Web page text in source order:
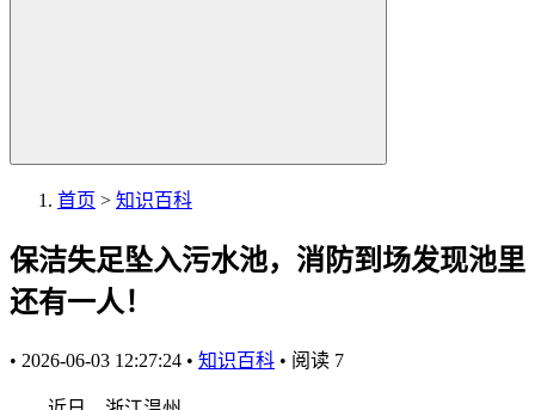
首页 > 知识百科
保洁失足坠入污水池，消防到场发现池里
还有一人！
• 2026-06-03 12:27:24 • 知识百科 • 阅读 7